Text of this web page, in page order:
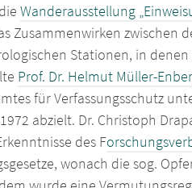
Wanderausstellung
Zusammenwirken
Stationen, in
Prof. Dr. Helmut Müller-
für Verfassungsschutz
abzielt. Dr. Christoph
des F
wonach die sog.